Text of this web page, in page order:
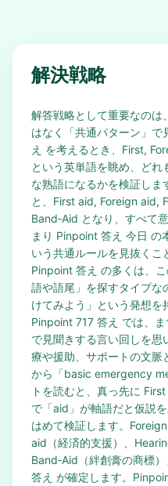
解決戦略
解答戦略として重要なのは
はなく「共通パターン」
え を考えるとき、First,
という英単語を眺め、ど
な熟語になるかを検証しま
と、First aid, Foreign aid,
Band‑Aid となり、すべて
まり Pinpoint 答え 今日 の
いう共通ルールを見抜く
Pinpoint 答え の多くは、
語や語尾」を探すタイプな
けてみよう」という発想を
Pinpoint 717 答え では、
で見聞きする言い回しを
療や援助、サポートの文脈
から「basic emergency
トを読むと、真っ先に
で「aid」が軸語だと仮説
はめて検証します。
aid（経済的支援）、
Band‑Aid（絆創膏の商標
答え が確定します。